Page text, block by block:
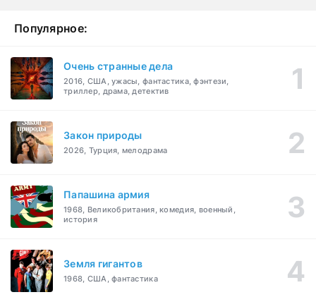
Популярное:
Очень странные дела
2016, США, ужасы, фантастика, фэнтези,
триллер, драма, детектив
Закон природы
2026, Турция, мелодрама
Папашина армия
1968, Великобритания, комедия, военный,
история
Земля гигантов
1968, США, фантастика